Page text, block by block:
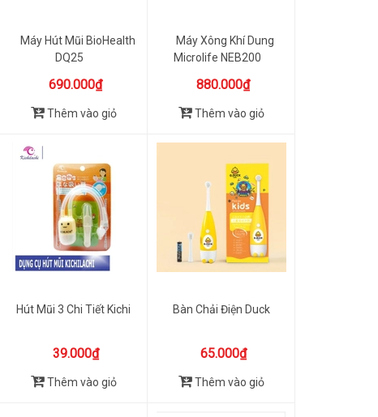
Máy Hút Mũi BioHealth
DQ25
690.000₫
Thêm vào giỏ
Máy Xông Khí Dung
Microlife NEB200
880.000₫
Thêm vào giỏ
Hút Mũi 3 Chi Tiết Kichi
39.000₫
Thêm vào giỏ
Bàn Chải Điện Duck
65.000₫
Thêm vào giỏ